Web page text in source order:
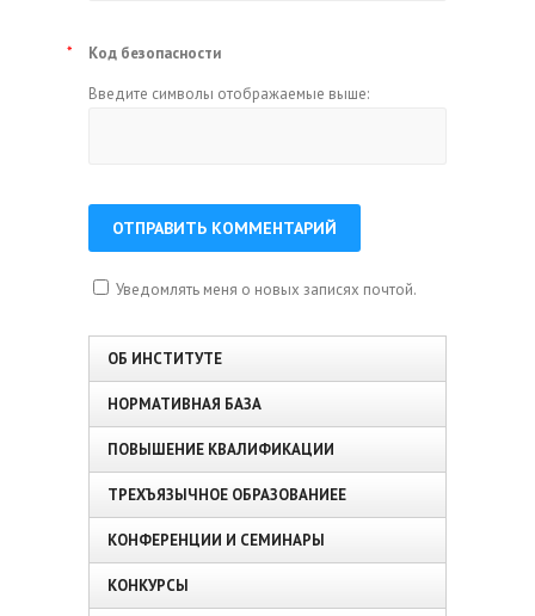
Код безопасности
*
Введите символы отображаемые выше:
Уведомлять меня о новых записях почтой.
ОБ ИНСТИТУТЕ
НОРМАТИВНАЯ БАЗА
ПОВЫШЕНИЕ КВАЛИФИКАЦИИ
ТРЕХЪЯЗЫЧНОЕ ОБРАЗОВАНИЕЕ
КОНФЕРЕНЦИИ И СЕМИНАРЫ
КОНКУРСЫ